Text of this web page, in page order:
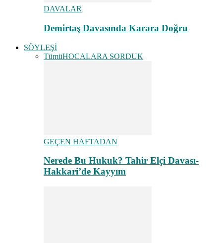
DAVALAR
Demirtaş Davasında Karara Doğru
SÖYLEŞİ
TümüHOCALARA SORDUK
GEÇEN HAFTADAN
Nerede Bu Hukuk? Tahir Elçi Davası-
Hakkari’de Kayyım